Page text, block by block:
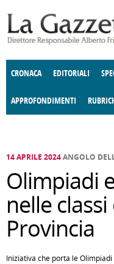
CRONACA EDITORIALI
APPROFONDIMENTI
E SPETTACOLI POLITICA
DELLE IDEE FATTI DELLO
14 APRILE 2024ANGOLO
Olimpiadi
nelle
Provincia
Iniziativa che porta le